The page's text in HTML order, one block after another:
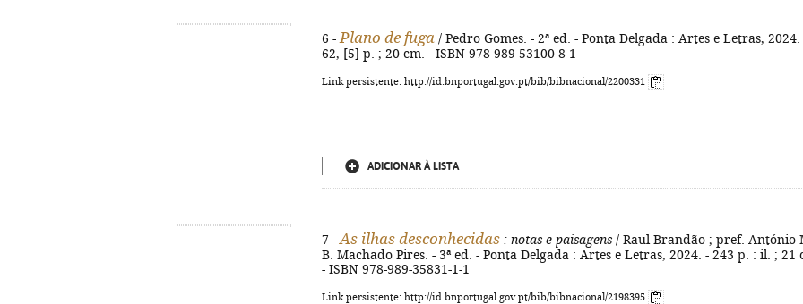
6 - Plano de fuga / Pedro Gomes. - 2ª ed. - Ponta Delgada : Artes e Letras, 2024.
62, [5] p. ; 20 cm. - ISBN 978-989-53100-8-1
Link persistente: http://id.bnportugal.gov.pt/bib/bibnacional/2200331
ADICIONAR À LISTA
7 - As ilhas desconhecidas : notas e paisagens / Raul Brandão ; pref. António
B. Machado Pires. - 3ª ed. - Ponta Delgada : Artes e Letras, 2024. - 243 p. : il. ; 21
- ISBN 978-989-35831-1-1
Link persistente: http://id.bnportugal.gov.pt/bib/bibnacional/2198395